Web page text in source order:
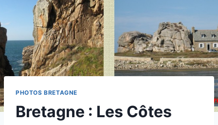
PHOTOS BRETAGNE
Bretagne : Les Côtes